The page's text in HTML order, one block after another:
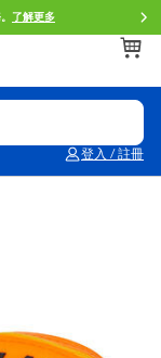
了解更多
登入 / 註冊